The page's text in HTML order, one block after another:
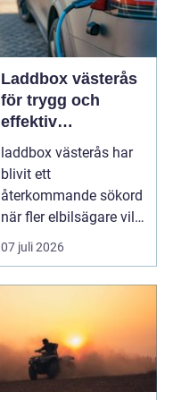
Laddbox västerås
för trygg och
effektiv
hemmaladdning
laddbox västerås har
blivit ett
återkommande sökord
när fler elbilsägare vill
ladda hemma på ett
säk...
07 juli 2026